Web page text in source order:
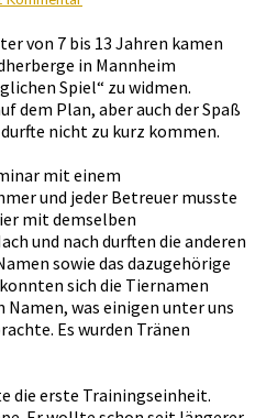
von 7 bis 13 Jahren kamen
in Mannheim
Spiel“ zu widmen.
dem Plan, aber auch der Spaß
nicht zu kurz kommen.
mit einem
und jeder Betreuer musste
mit demselben
und nach durften die anderen
sowie das dazugehörige
sich die Tiernamen
was einigen unter uns
Es wurden Tränen
die erste Trainingseinheit.